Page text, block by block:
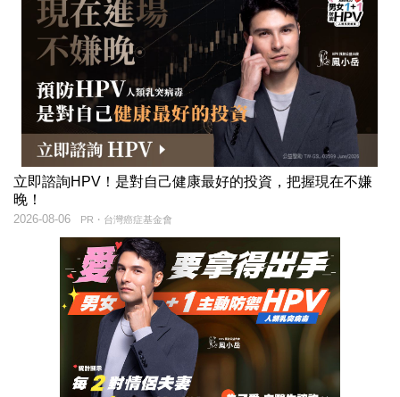
立即諮詢HPV！是對自己健康最好的投資，把握現在不嫌
晚！
PR・台灣癌症基金會
2026-08-06